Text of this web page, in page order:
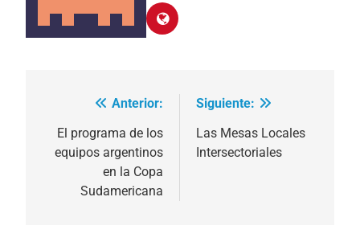
Navegación
de
entradas
Anterior:
El programa de los
equipos argentinos
en la Copa
Sudamericana
Siguiente:
Las Mesas Locales
Intersectoriales